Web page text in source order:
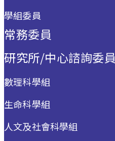
學組委員
常務委員
研究所/中心諮詢委員
數理科學組
生命科學組
人文及社會科學組